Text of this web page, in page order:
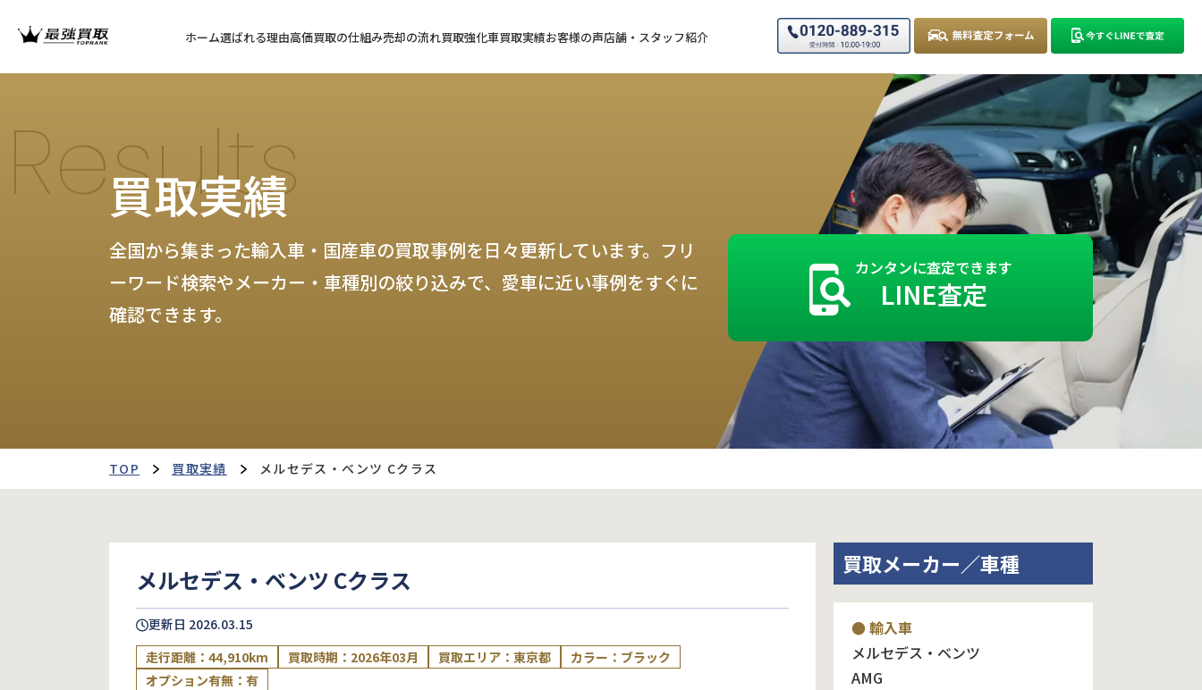
ホーム選ばれる理由高価買取の仕組み売却の流れ買取強化車買取実績お客様の声店舗・スタッフ紹介
Results
買取実績
全国から集まった輸入車・国産車の買取事例を日々更新しています。フリ
ーワード検索やメーカー・車種別の絞り込みで、愛車に近い事例をすぐに
確認できます。
カンタンに査定できます
LINE査定
TOP 買取実績 メルセデス・ベンツ Cクラス
メルセデス・ベンツ Cクラス
更新日 2026.03.15
走行距離：44,910km
買取時期：2026年03月 買取エリア：東京都
カラー：ブラック
オプション有無：有
買取メーカー／車種
● 輸入車
メルセデス・ベンツ
AMG